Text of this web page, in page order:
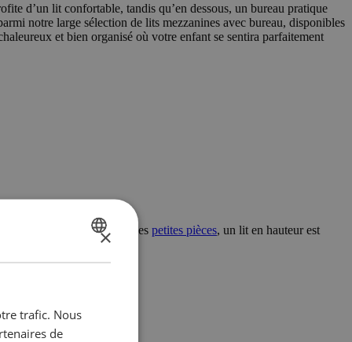
d’un lit confortable, tandis qu’en dessous, un bureau pratique
notre large sélection de lits mezzanines avec bureau, disponibles
et bien organisé où votre enfant se sentira parfaitement
choix idéal ! Surtout dans les petites pièces, un lit en hauteur est
×
trafic. Nous
de